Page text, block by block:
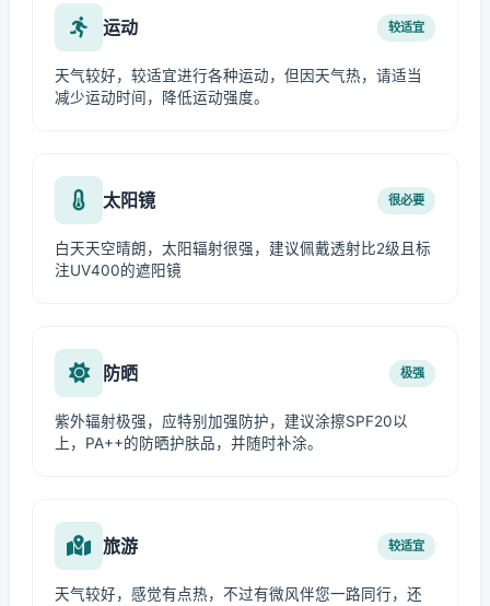
运动 较适宜
天气较好，较适宜进行各种运动，但因天气热，请适当
减少运动时间，降低运动强度。
太阳镜 很必要
白天天空晴朗，太阳辐射很强，建议佩戴透射比2级且标
注UV400的遮阳镜
防晒 极强
紫外辐射极强，应特别加强防护，建议涂擦SPF20以
上，PA++的防晒护肤品，并随时补涂。
旅游 较适宜
天气较好，感觉有点热，不过有微风伴您一路同行，还